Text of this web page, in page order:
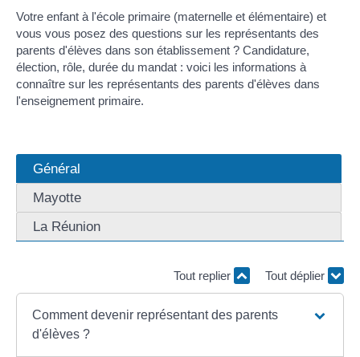
Votre enfant à l'école primaire (maternelle et élémentaire) et
vous vous posez des questions sur les représentants des
parents d'élèves dans son établissement ? Candidature,
élection, rôle, durée du mandat : voici les informations à
connaître sur les représentants des parents d'élèves dans
l'enseignement primaire.
Général
Mayotte
La Réunion
Tout replier Tout déplier
Comment devenir représentant des parents
d'élèves ?